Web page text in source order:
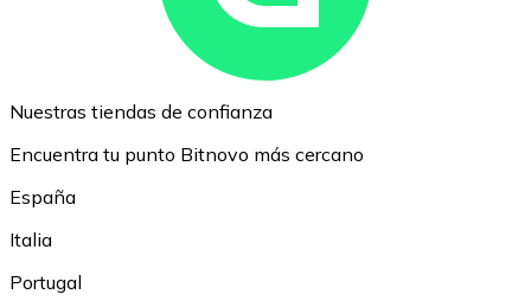
Nuestras tiendas de confianza
Encuentra tu punto Bitnovo más cercano
España
Italia
Portugal